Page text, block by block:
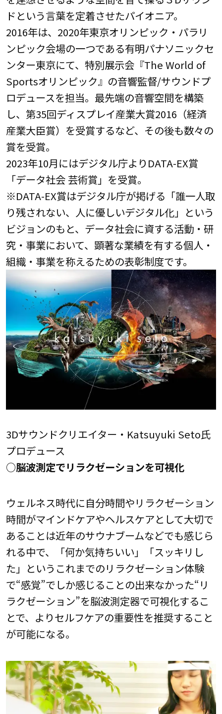
ドという言葉を定着させたパイオニア。
2016年は、2020年東京オリンピック・パラリ
ンピック会場の一つである有明パナソニックセ
ンター東京にて、特別展示会『The World of
Sportsオリンピック』の音響監督/サウンドプ
ロデュースを担当。最先端の音響空間を構築
し、第35回ディスプレイ産業大賞2016（経済
産業大臣賞）を受賞するなど、その後も数々の
賞を受賞。
2023年10月にはデジタル庁よりDATA-EX賞
「データ社会 芸術賞」を受賞。
※DATA-EX賞はデジタル庁が掲げる「誰一人取
り残されない、人に優しいデジタル化」という
ビジョンのもと、データ社会に資する活動・研
究・事業において、顕著な業績を有する個人・
組織・事業を称えるための表彰制度です。
3Dサウンドクリエイター・Katsuyuki Seto氏
プロデュース
○脳波測定でリラクゼーションを可視化
ウェルネス時代に自分時間やリラクゼーション
時間がマインドケアやヘルスケアとして大切で
あることは近年のサウナブームなどでも感じら
れる中で、「何か気持ちいい」「スッキリし
た」というこれまでのリラクゼーション体験
で“感覚”でしか感じることの出来なかった“リ
ラクゼーション”を脳波測定器で可視化するこ
とで、よりセルフケアの重要性を推奨すること
が可能になる。